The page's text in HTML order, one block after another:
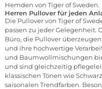
Hemden von Tiger of Sweden.
Herren Pullover für jeden
Die Pullovervon Tiger of
passen zu jeder Gelegenheit.
Büro, die Pullover
und ihre hochwertige
und Baumwollmischungen
und sind gleichzeitig
klassischen Tönen wie
saisonalen Trendfarben.